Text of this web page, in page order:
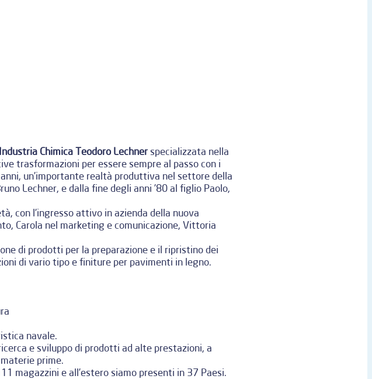
Chimica Teodoro Lechnerspecializzata nella
trasformazioni per essere sempre al passo con i
un’importante realtà produttiva nel settore della
Lechner, e dalla fine degli anni ’80 al figlio Paolo,
con l’ingresso attivo in azienda della nuova
Carola nel marketing e comunicazione, Vittoria
di prodotti per la preparazione e il ripristino dei
di vario tipo e finiture per pavimenti in legno.
navale.
e sviluppo di prodotti ad alte prestazioni, a
prime.
magazzini e all’estero siamo presenti in 37 Paesi.